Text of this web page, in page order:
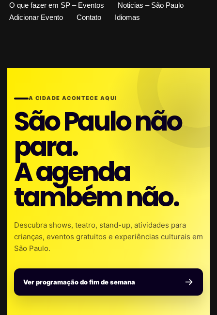
O que fazer em SP – Eventos
Noticias – São Paulo
Adicionar Evento
Contato Idiomas
A CIDADE ACONTECE AQUI
São Paulo não
para.
A agenda
também não.
Descubra shows, teatro, stand-up, atividades para
crianças, eventos gratuitos e experiências culturais em
São Paulo.
Ver programação do fim de semana